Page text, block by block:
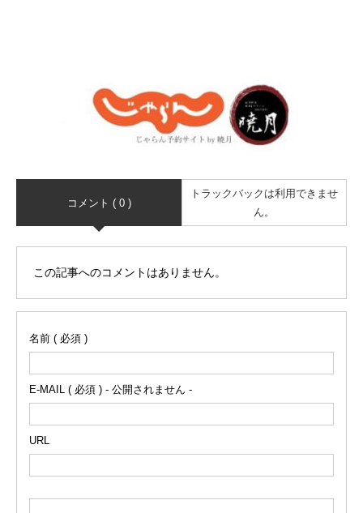
コメント ( 0 )
トラックバックは利用できませ
ん。
この記事へのコメントはありません。
名前 ( 必須 )
E-MAIL ( 必須 ) - 公開されません -
URL